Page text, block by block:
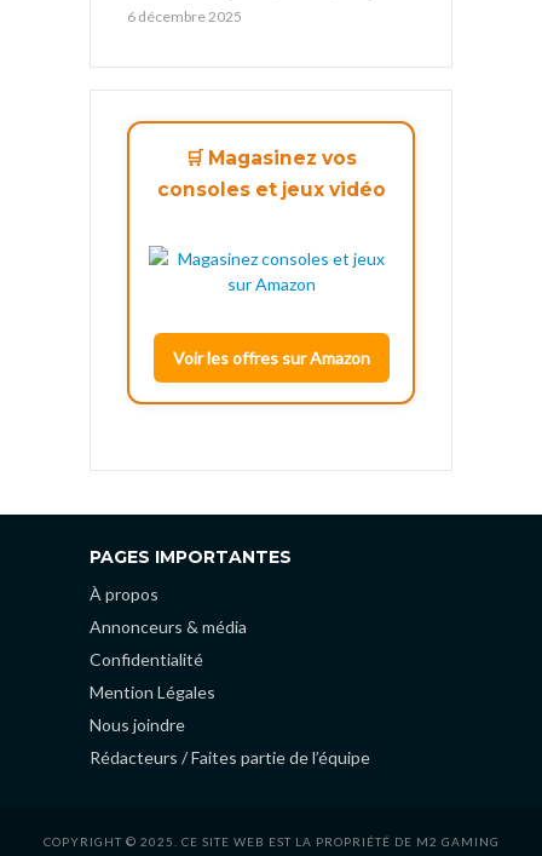
6 décembre 2025
🛒 Magasinez vos
consoles et jeux vidéo
Voir les offres sur Amazon
PAGES IMPORTANTES
À propos
Annonceurs & média
Confidentialité
Mention Légales
Nous joindre
Rédacteurs / Faites partie de l’équipe
COPYRIGHT © 2025. CE SITE WEB EST LA PROPRIÉTÉ DE M2 GAMING